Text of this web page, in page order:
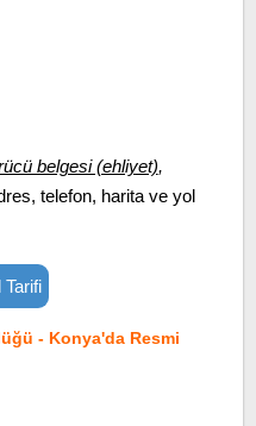
belgesi (ehliyet),
telefon, harita ve yol
Tarifi
- Konya'da Resmi